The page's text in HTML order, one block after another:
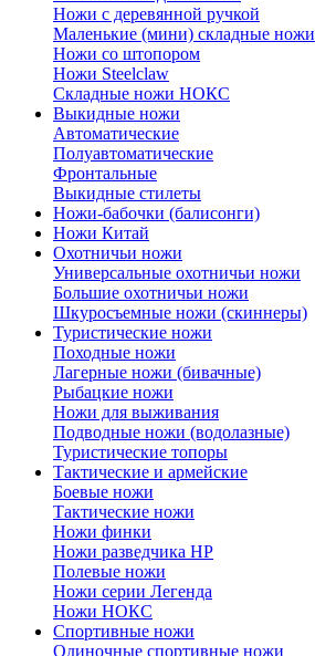
Ножи с деревянной ручкой
Маленькие (мини) складные ножи
Ножи со штопором
Ножи Steelclaw
Складные ножи НОКС
Выкидные ножи
Автоматические
Полуавтоматические
Фронтальные
Выкидные стилеты
Ножи-бабочки (балисонги)
Ножи Китай
Охотничьи ножи
Универсальные охотничьи ножи
Большие охотничьи ножи
Шкуросъемные ножи (скиннеры)
Туристические ножи
Походные ножи
Лагерные ножи (бивачные)
Рыбацкие ножи
Ножи для выживания
Подводные ножи (водолазные)
Туристические топоры
Тактические и армейские
Боевые ножи
Тактические ножи
Ножи финки
Ножи разведчика НР
Полевые ножи
Ножи серии Легенда
Ножи НОКС
Спортивные ножи
Одиночные спортивные ножи